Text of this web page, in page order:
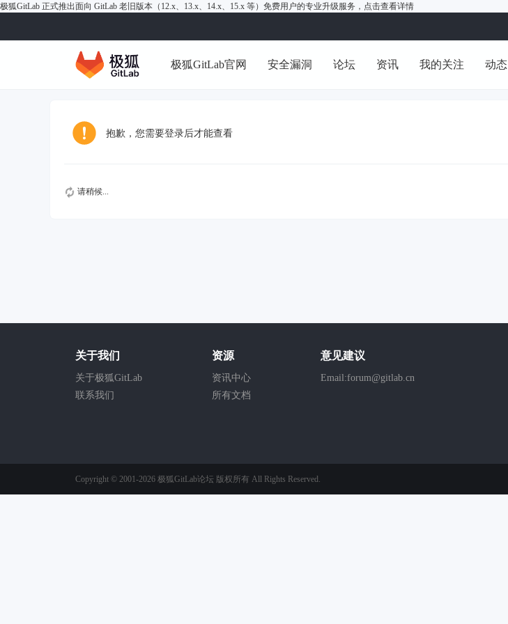
极狐GitLab 正式推出面向 GitLab 老旧版本（12.x、13.x、14.x、15.x 等）免费用户的专业升级服务， 点击查看详情
极狐GitLab官网 安全漏洞 论坛 资讯 我的关注 动态
抱歉，您需要登录后才能查看
请稍候...
关于我们
关于极狐GitLab
联系我们
资源
资讯中心
所有文档
意见建议
Email:forum@gitlab.cn
Copyright © 2001-2026 极狐GitLab论坛 版权所有 All Rights Reserved.